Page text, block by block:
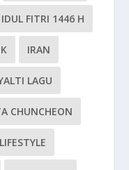
IDUL FITRI 1446 H
IRAN
LAGU
CHUNCHEON
LIFESTYLE